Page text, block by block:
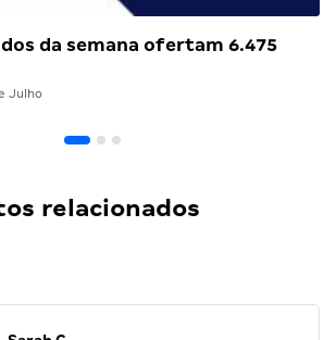
da semana ofertam 6.475
Julho
relacionados